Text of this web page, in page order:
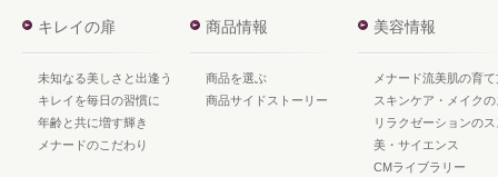
キレイの扉
未知なる美しさと出逢う
キレイを毎日の習慣に
年齢と共に増す輝き
メナードのこだわり
商品情報
商品を選ぶ
商品サイドストーリー
美容情報
メナード流美肌の育て
スキンケア・メイク
リラクゼーションの
美・サイエンス
CMライブラリー